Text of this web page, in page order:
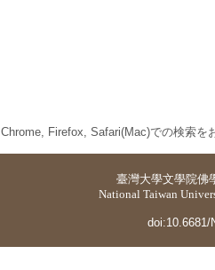
Chrome, Firefox, Safari(Mac)での検索を
臺灣大學文學院佛
National Taiwan
doi:10.6681/